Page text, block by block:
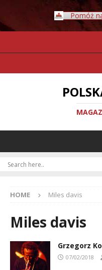
Pomóż
HOME Miles davis
Miles davis
Grzegorz
07/02/2018